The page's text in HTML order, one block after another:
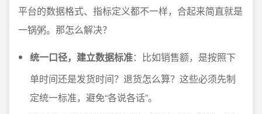
平台的数据格式、指标定义都不一样，合起来简直就是
一锅粥。那怎么解决？
统一口径，建立数据标准：比如销售额，是按照下
单时间还是发货时间？退货怎么算？这些必须先制
定统一标准，避免“各说各话”。